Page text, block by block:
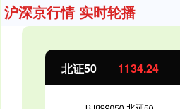
沪深京行情 实时轮播
北证50 1134.24